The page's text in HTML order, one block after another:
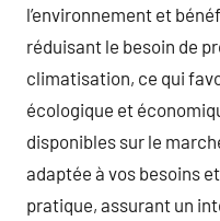
l’environnement et
réduisant le besoin de
climatisation, ce qui
écologique et
disponibles sur le
adaptée à vos besoins
pratique, assurant un